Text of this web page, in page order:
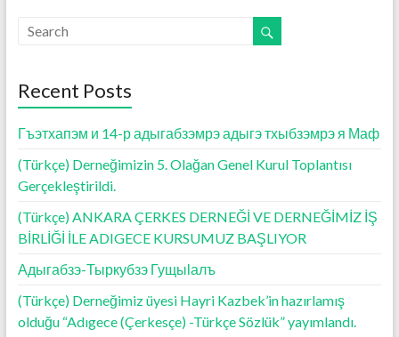
b
o
k
Recent Posts
Гъэтхапэм и 14-р адыгабзэмрэ адыгэ тхыбзэмрэ я Маф
(Türkçe) Derneğimizin 5. Olağan Genel Kurul Toplantısı
Gerçekleştirildi.
(Türkçe) ANKARA ÇERKES DERNEĞİ VE DERNEĞİMİZ İŞ
BİRLİĞİ İLE ADIGECE KURSUMUZ BAŞLIYOR
Адыгабзэ-Тыркубзэ Гущыӏалъ
(Türkçe) Derneğimiz üyesi Hayri Kazbek’in hazırlamış
olduğu “Adıgece (Çerkesçe) -Türkçe Sözlük” yayımlandı.